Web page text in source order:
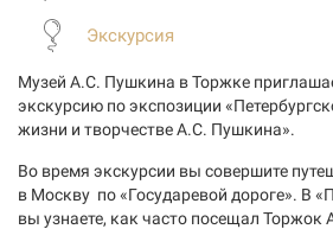
Экскурсия
Музей А.С. Пушкина в Торжке
экскурсию по экспозиции
жизни и творчестве А.С. Пушкина».
Во время экскурсии вы совершите
в Москву по «Государевой дороге». В
вы узнаете, как часто посещал Торжок